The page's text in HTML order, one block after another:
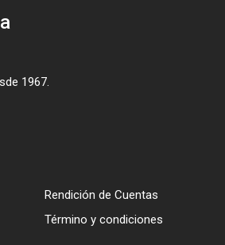
1967.
Rendición de Cuentas
Término y condiciones